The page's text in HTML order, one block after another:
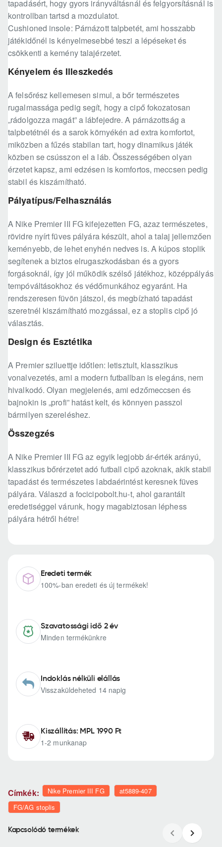
tapadásért, hogy gyors irányváltásnál és felgyorsításnál is
kontrollban tartsd a mozdulatot.
Cushioned insole: Párnázott talpbetét, ami hosszabb
játékidőnél is kényelmesebbé teszi a lépéseket és
csökkenti a kemény talajérzetet.
Kényelem és Illeszkedés
A felsőrész kellemesen simul, a bőr természetes
rugalmassága pedig segít, hogy a cipő fokozatosan
„rádolgozza magát” a lábfejedre. A párnázottság a
talpbetétnél és a sarok környékén ad extra komfortot,
miközben a fűzés stabilan tart, hogy dinamikus játék
közben se csússzon el a láb. Összességében olyan
érzetet kapsz, ami edzésen is komfortos, meccsen pedig
stabil és kiszámítható.
Pályatípus/Felhasználás
A Nike Premier III FG kifejezetten FG, azaz természetes,
rövidre nyírt füves pályára készült, ahol a talaj jellemzően
keményebb, de lehet enyhén nedves is. A kúpos stoplik
segítenek a biztos elrugaszkodásban és a gyors
forgásoknál, így jól működik szélső játékhoz, középpályás
tempóváltásokhoz és védőmunkához egyaránt. Ha
rendszeresen füvön játszol, és megbízható tapadást
szeretnél kiszámítható mozgással, ez a stoplis cipő jó
választás.
Design és Esztétika
A Premier sziluettje időtlen: letisztult, klasszikus
vonalvezetés, ami a modern futballban is elegáns, nem
hivalkodó. Olyan megjelenés, ami edzőmeccsen és
bajnokin is „profi” hatást kelt, és könnyen passzol
bármilyen szereléshez.
Összegzés
A Nike Premier III FG az egyik legjobb ár-érték arányú,
klasszikus bőrérzetet adó futball cipő azoknak, akik stabil
tapadást és természetes labdaérintést keresnek füves
pályára. Válaszd a focicipobolt.hu-t, ahol garantált
eredetiséggel várunk, hogy magabiztosan léphess
pályára hétről hétre!
Eredeti termék
100%-ban eredeti és új termékek!
Szavatossági idő 2 év
Minden termékünkre
Indoklás nélküli elállás
Visszaküldeheted 14 napig
Kiszállítás: MPL 1990 Ft
1-2 munkanap
Címkék: Nike Premier III FG
at5889-407
FG/AG stoplis
Kapcsolódó termékek